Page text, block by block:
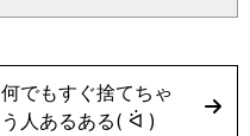
何でもすぐ捨てちゃ
う人あるある( ᐛ )